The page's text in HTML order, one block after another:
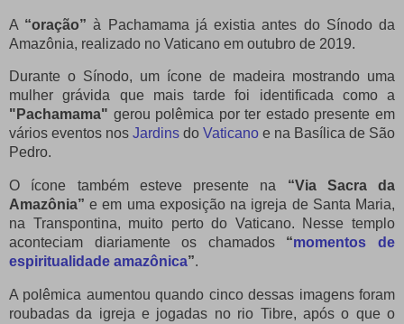
A “oração” à Pachamama já existia antes do Sínodo da
Amazônia, realizado no Vaticano em outubro de 2019.
Durante o Sínodo, um ícone de madeira mostrando uma
mulher grávida que mais tarde foi identificada como a
"Pachamama" gerou polêmica por ter estado presente em
vários eventos nos Jardins do Vaticano e na Basílica de São
Pedro.
O ícone também esteve presente na “Via Sacra da
Amazônia” e em uma exposição na igreja de Santa Maria,
na Transpontina, muito perto do Vaticano. Nesse templo
aconteciam diariamente os chamados “momentos de
espiritualidade amazônica”.
A polêmica aumentou quando cinco dessas imagens foram
roubadas da igreja e jogadas no rio Tibre, após o que o